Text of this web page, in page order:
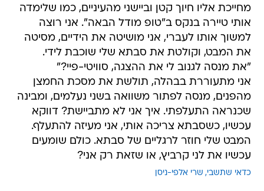
מחייכת אליו חיוך קטן וביישני מהעיניים, כמו שלימדה
אותי טיירה בנקס ב"טופ מודל הבאה". אני רוצה
למשוך אותו לעברי, אני מושיטה את הידיים, מסיטה
את המבט, וקולטת את סבתא שלי שוכבת לידי.
"את מנסה לגנוב לי את ההצגה, סוויטי-פיי?"
אני מתעוררת בבהלה, תולשת את מסכת החמצן
מהפנים, מנסה לפתור משוואה בשני נעלמים, ומבינה
שכנראה התעלפתי. איך אני לא מתביישת? דווקא
עכשיו, כשסבתא צריכה אותי, אני מעיזה להתעלף.
המבט שלי חוזר לרגליים של סבתא. כולם שומעים
עכשיו את לני קרביץ, או שזאת רק אני?
כדאי שתשבי שרי אלפי-ניסן